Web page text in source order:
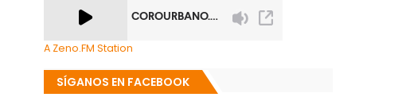
A Zeno.FM Station
SÍGANOS EN FACEBOOK